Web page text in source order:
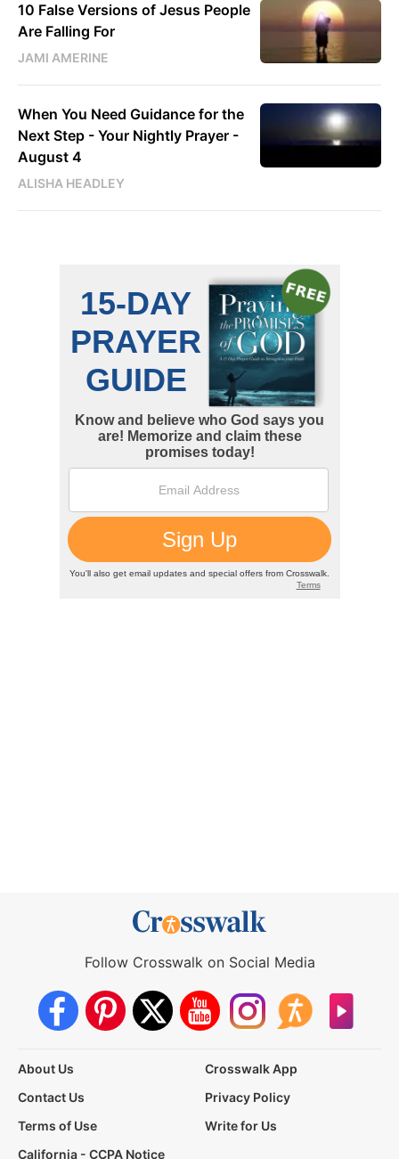
10 False Versions of Jesus People
Are Falling For
JAMI AMERINE
When You Need Guidance for the
Next Step - Your Nightly Prayer -
August 4
ALISHA HEADLEY
Follow Crosswalk on Social Media
About Us
Crosswalk App
Contact Us
Privacy Policy
Terms of Use
Write for Us
California - CCPA Notice